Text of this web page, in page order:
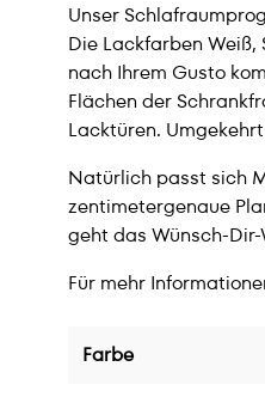
Unser
Die Lackfarben
nach Ihrem Gusto
Flächen der
Lacktüren.
Natürlich passt sich
zentimetergenaue
geht das Wünsch-
Für mehr
Farbe